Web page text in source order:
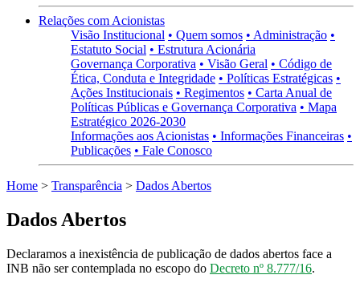
Relações com Acionistas
Visão Institucional • Quem somos • Administração •
Estatuto Social • Estrutura Acionária
Governança Corporativa • Visão Geral • Código de
Ética, Conduta e Integridade • Políticas Estratégicas •
Ações Institucionais • Regimentos • Carta Anual de
Políticas Públicas e Governança Corporativa • Mapa
Estratégico 2026-2030
Informações aos Acionistas • Informações Financeiras •
Publicações • Fale Conosco
Home > Transparência > Dados Abertos
Dados Abertos
Declaramos a inexistência de publicação de dados abertos face a
INB não ser contemplada no escopo do Decreto nº 8.777/16.